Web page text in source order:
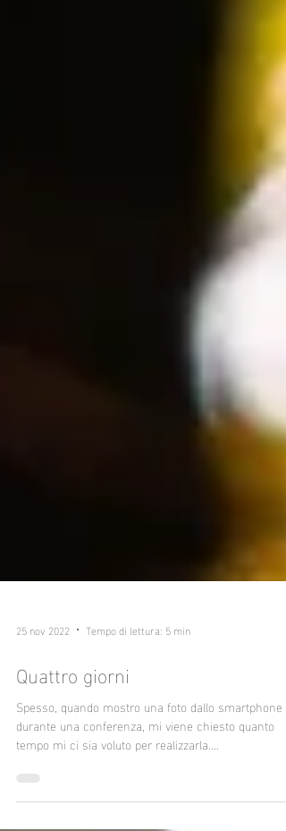
25 nov 2022 Tempo di lettura: 5 min
Quattro giorni
Spesso, quando mostro una foto dallo smartphone o
durante una conferenza, mi viene chiesto quanto